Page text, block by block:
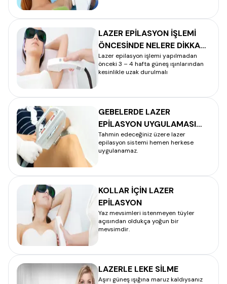
LAZER EPİLASYON İŞLEMİ
ÖNCESİNDE NELERE DİKKAT
EDİLMELİDİR?
Lazer epilasyon işlemi yapılmadan
önceki 3 – 4 hafta güneş ışınlarından
kesinlikle uzak durulmalı
GEBELERDE LAZER
EPİLASYON UYGULAMASI
YAPILIR MI?
Tahmin edeceğiniz üzere lazer
epilasyon sistemi hemen herkese
uygulanamaz.
KOLLAR İÇİN LAZER
EPİLASYON
Yaz mevsimleri istenmeyen tüyler
açısından oldukça yoğun bir
mevsimdir.
LAZERLE LEKE SİLME
Aşırı güneş ışığına maruz kaldıysanız